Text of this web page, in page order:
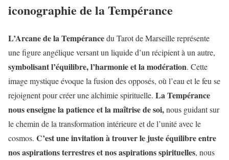
iconographie de la Tempérance
L’Arcane de la Tempérancedu Tarot de Marseille représente
une figure angélique versant un liquide d’un récipient à un autre,
symbolisant l’équilibre, l’harmonie et la modération. Cette
image mystique évoque la fusion des opposés, où l’eau et le feu se
rejoignent pour créer une alchimie spirituelle. La Tempérance
nous enseigne la patience et la maîtrise de soi,nous guidant sur
le chemin de la transformation intérieure et de l’unité avec le
cosmos. C’est une invitation à trouver le juste équilibre entre
nos aspirations terrestres et nos aspirations spirituelles, nous